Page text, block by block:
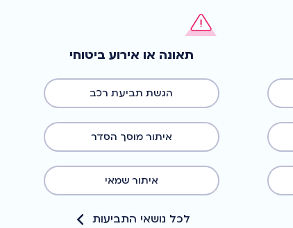
תאונה או אירוע ביטוחי
הגשת תביעת רכב
איתור מוסך הסדר
איתור שמאי
לכל נושאי התביעות